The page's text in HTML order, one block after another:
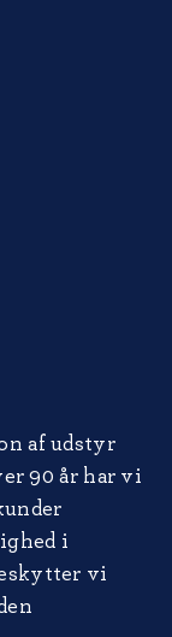
af udstyr
90 år har vi
i
vi